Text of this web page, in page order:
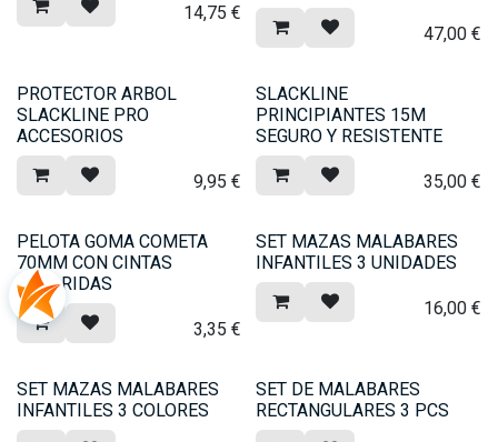
14,75 €
47,00€
PROTECTOR ARBOL
SLACKLINE PRO
ACCESORIOS
9,95 €
SLACKLINE
PRINCIPIANTES 15M
SEGURO Y RESISTENTE
35,00€
PELOTA GOMA COMETA
70MM CON CINTAS
COLORIDAS
3,35 €
SET MAZAS MALABARES
INFANTILES 3 UNIDADES
16,00€
SET MAZAS MALABARES
INFANTILES 3 COLORES
SET DE MALABARES
RECTANGULARES 3 PCS